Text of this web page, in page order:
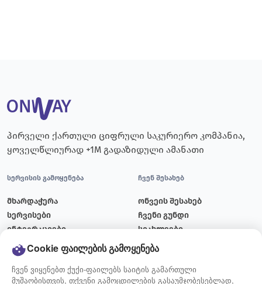
Cookie ფაილების გამოყენება
ჩვენ ვიყენებთ ქუქი-ფაილებს საიტის გამართული
მუშაობისთვის, თქვენი გამოცდილების გასაუმჯობესებლად,
პირველი ქართული ციფრული საკურიერო კომპანია,
ყოველწლიურად +1M გადაზიდული ამანათი
სერვისის გამოყენება
მხარდაჭერა
სერვისები
ინტეგრაციები
ტარიფები
მიწოდების გრაფიკი
ჩვენ შესახებ
ონვეის შესახებ
ჩვენი გუნდი
სიახლეები
ბლოგი
ვაკანსიები
კონტაქტი